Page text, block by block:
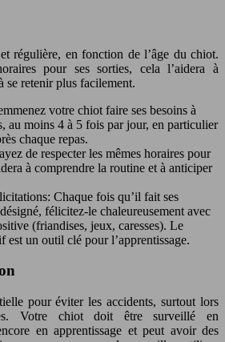
régulière, en fonction de l’âge du chiot.
pour ses sorties, cela l’aidera à
se retenir plus facilement.
votre chiot faire ses besoins à
au moins 4 à 5 fois par jour, en particulier
chaque repas.
de respecter les mêmes horaires pour
à comprendre la routine et à anticiper
Chaque fois qu’il fait ses
félicitez-le chaleureusement avec
(friandises, jeux, caresses). Le
est un outil clé pour l’apprentissage.
pour éviter les accidents, surtout lors
Votre chiot doit être surveillé en
en apprentissage et peut avoir des